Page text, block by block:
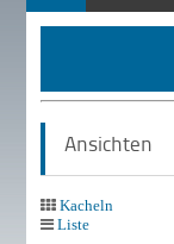
Ansichten
Kacheln
Liste